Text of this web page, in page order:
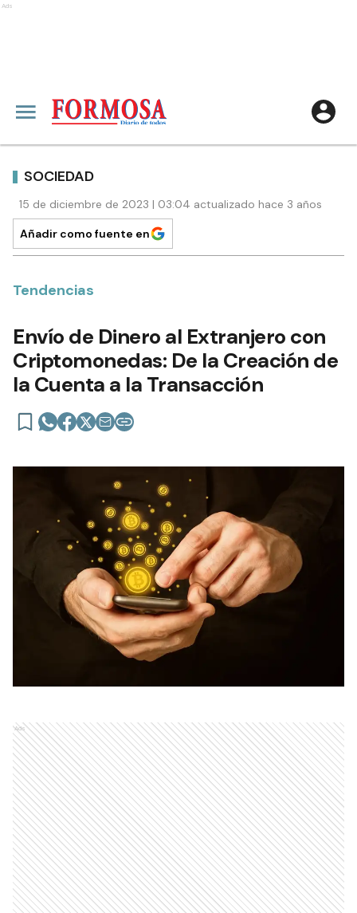
Ads
SOCIEDAD
15 de diciembre de 2023 | 03:04 actualizado hace 3 años
Añadir como fuente en
Tendencias
Envío de Dinero al Extranjero con
Criptomonedas: De la Creación de
la Cuenta a la Transacción
Ads